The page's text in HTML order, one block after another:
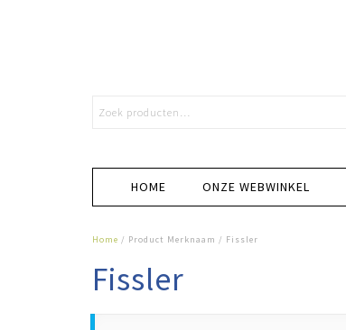
HOME ONZE WEBWINKEL
Home / Product Merknaam / Fissler
Fissler